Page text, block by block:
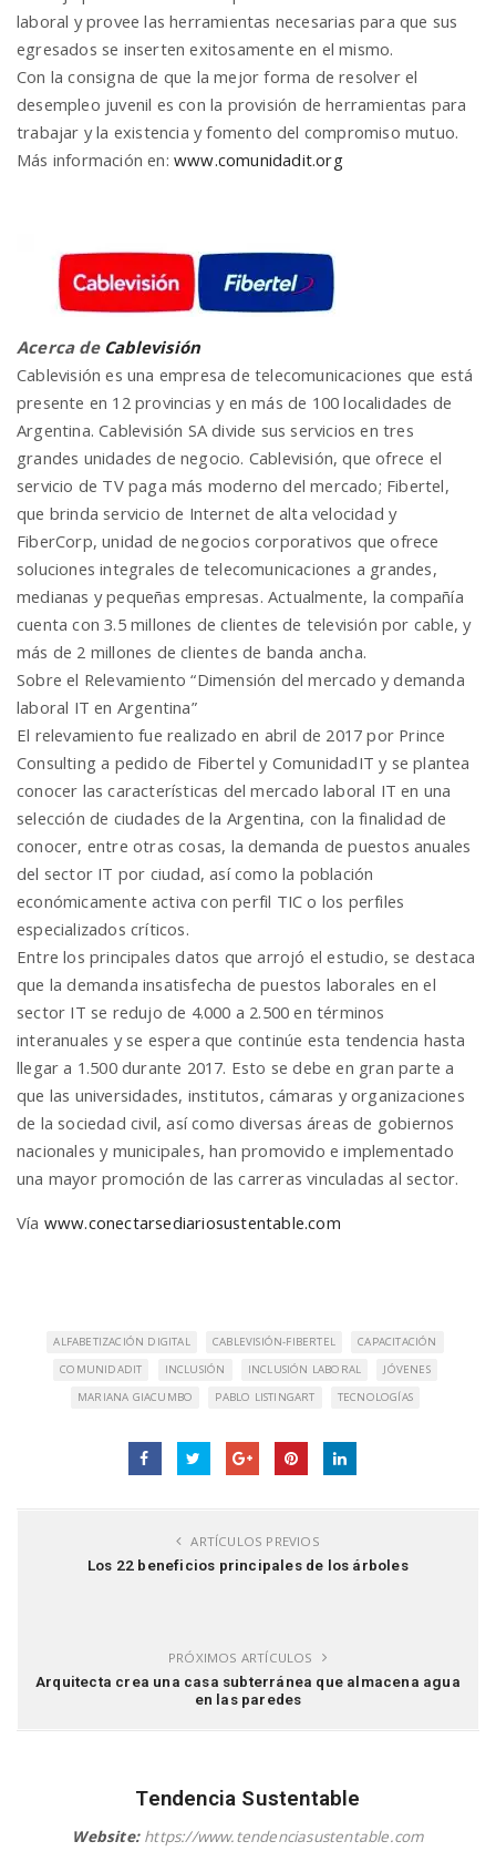
laboral y provee las herramientas necesarias para que sus
egresados se inserten exitosamente en el mismo.
Con la consigna de que la mejor forma de resolver el
desempleo juvenil es con la provisión de herramientas para
trabajar y la existencia y fomento del compromiso mutuo.
Más información en: www.comunidadit.org
Acerca de Cablevisión
Cablevisión es una empresa de telecomunicaciones que está
presente en 12 provincias y en más de 100 localidades de
Argentina. Cablevisión SA divide sus servicios en tres
grandes unidades de negocio. Cablevisión, que ofrece el
servicio de TV paga más moderno del mercado; Fibertel,
que brinda servicio de Internet de alta velocidad y
FiberCorp, unidad de negocios corporativos que ofrece
soluciones integrales de telecomunicaciones a grandes,
medianas y pequeñas empresas. Actualmente, la compañía
cuenta con 3.5 millones de clientes de televisión por cable, y
más de 2 millones de clientes de banda ancha.
Sobre el Relevamiento “Dimensión del mercado y demanda
laboral IT en Argentina”
El relevamiento fue realizado en abril de 2017 por Prince
Consulting a pedido de Fibertel y ComunidadIT y se plantea
conocer las características del mercado laboral IT en una
selección de ciudades de la Argentina, con la finalidad de
conocer, entre otras cosas, la demanda de puestos anuales
del sector IT por ciudad, así como la población
económicamente activa con perfil TIC o los perfiles
especializados críticos.
Entre los principales datos que arrojó el estudio, se destaca
que la demanda insatisfecha de puestos laborales en el
sector IT se redujo de 4.000 a 2.500 en términos
interanuales y se espera que continúe esta tendencia hasta
llegar a 1.500 durante 2017. Esto se debe en gran parte a
que las universidades, institutos, cámaras y organizaciones
de la sociedad civil, así como diversas áreas de gobiernos
nacionales y municipales, han promovido e implementado
una mayor promoción de las carreras vinculadas al sector.
Vía www.conectarsediariosustentable.com
ALFABETIZACIÓN DIGITAL CABLEVISIÓN-FIBERTEL
CAPACITACIÓN
COMUNIDADIT
INCLUSIÓN INCLUSIÓN LABORAL
JÓVENES
MARIANA GIACUMBO
PABLO LISTINGART TECNOLOGÍAS
ARTÍCULOS PREVIOS
Los 22 beneficios principales de los árboles
PRÓXIMOS ARTÍCULOS
Arquitecta crea una casa subterránea que almacena agua
en las paredes
Tendencia Sustentable
Website: https://www.tendenciasustentable.com